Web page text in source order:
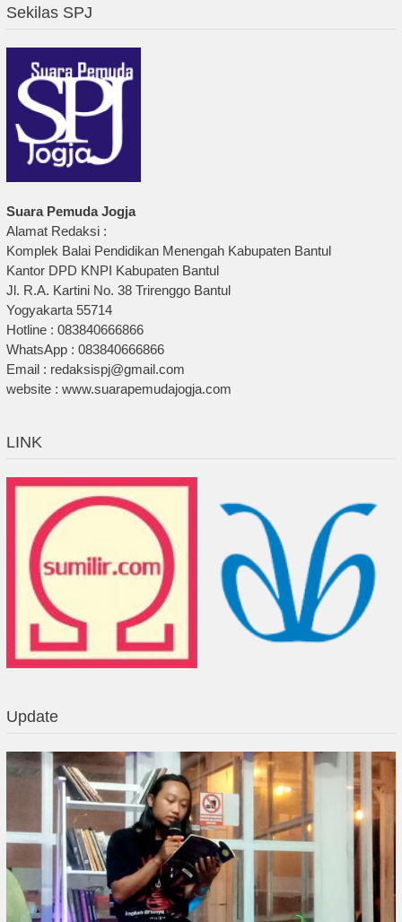
Sekilas SPJ
Suara Pemuda Jogja
Alamat Redaksi :
Komplek Balai Pendidikan Menengah Kabupaten Bantul
Kantor DPD KNPI Kabupaten Bantul
Jl. R.A. Kartini No. 38 Trirenggo Bantul
Yogyakarta 55714
Hotline : 083840666866
WhatsApp : 083840666866
Email : redaksispj@gmail.com
website : www.suarapemudajogja.com
LINK
Update